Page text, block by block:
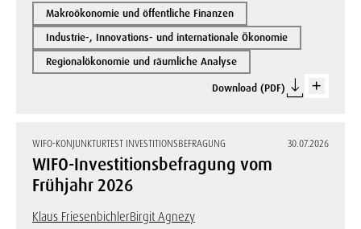
Makroökonomie und öffentliche Finanzen
Industrie-, Innovations- und internationale Ökonomie
Regionalökonomie und räumliche Analyse
Download (PDF)
WIFO-KONJUNKTURTEST INVESTITIONSBEFRAGUNG 30.07.2026
WIFO-Investitionsbefragung vom
Frühjahr 2026
Klaus FriesenbichlerBirgit Agnezy